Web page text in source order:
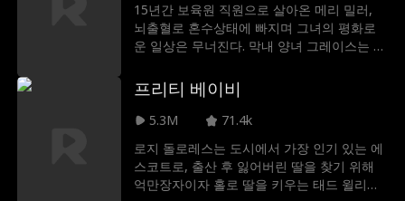
에서는 라일라의 도움으로 조나단이 숨겨진
보물 상자를 손에 넣는다. 라일라는 집에서 키
우는 강아지와 "대화"를 나누듯 행동하며 단
주기도 한다. 조나단의 여동생 이사벨과 함께
였던 이사벨의 회사를 구해낸다. 어느 날 위험
이 닥치자, 라일라는 해럴드와 함께 음모를 꾸
몄던 비비안이 진실을 털어놓도록 만들고, 그
로 인해 숨겨졌던 진실들이 하나씩 밝혀진다.
15년간 보육원 직원으로 살아온 메리 밀러,
뇌출혈로 혼수상태에 빠지며 그녀의 평화로
운 일상은 무너진다. 막내 양녀 그레이스는 자
른 자식들 로즈와 윌리엄은 잔혹한 본성을 드
러낸다. 깨어난 메리는 자신이 피닉스 그룹의
전설적 CEO라고 선언하자 주변은 그녀를 조
빠진 노인"을 학대한 이들은 곧 끔찍한 실수
를 깨닫게 되는데... 메리의 거대한 제국이 가
족을 배신한 자들에게 복수를 시작하는 동시,
프리티 베이비
5.3M
71.4k
로지 돌로레스는 도시에서 가장 인기 있는 에
스코트로, 출산 후 잃어버린 딸을 찾기 위해
억만장자이자 홀로 딸을 키우는 태드 윌리엄